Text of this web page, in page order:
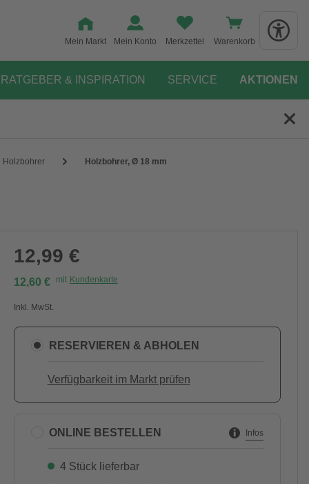
Mein Markt Mein Konto Merkzettel Warenkorb
RATGEBER & INSPIRATION SERVICE AKTIONEN
Holzbohrer Holzbohrer, Ø 18 mm
12,99 €
12,60 € mit Kundenkarte
Inkl. MwSt.
RESERVIEREN & ABHOLEN
Verfügbarkeit im Markt prüfen
ONLINE BESTELLEN Infos
4 Stück lieferbar